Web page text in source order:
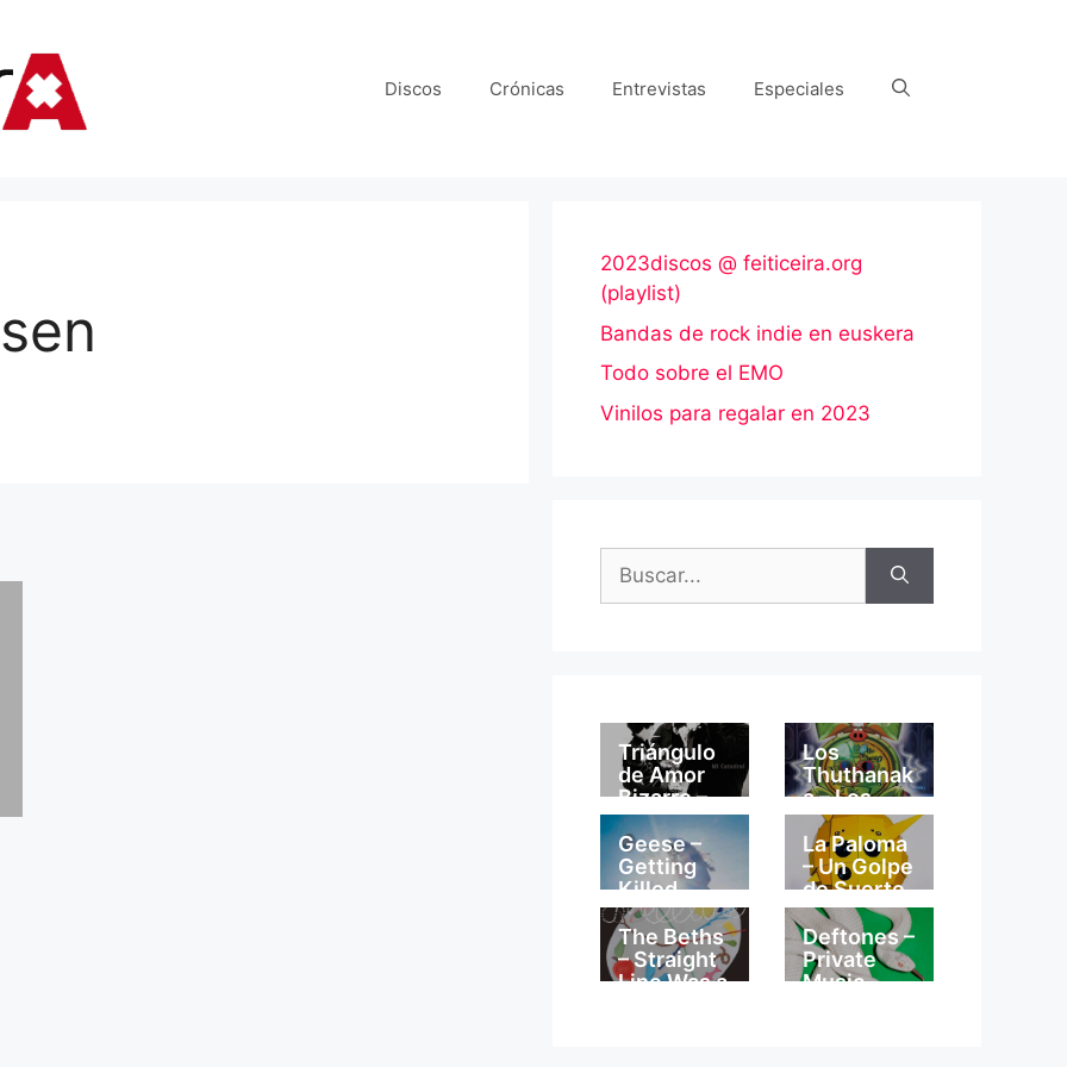
Discos Crónicas Entrevistas Especiales
2023discos @ feiticeira.org
(playlist)
Bandas de rock indie en euskera
Todo sobre el EMO
Vinilos para regalar en 2023
Triángulo
de Amor
Bizarro –
Mi
Catedral
Los
Thuthanak
a – Los
Thuthanak
a
Geese –
Getting
Killed
La Paloma
– Un Golpe
de Suerte
The Beths
– Straight
Line Was a
Deftones –
Private
Music